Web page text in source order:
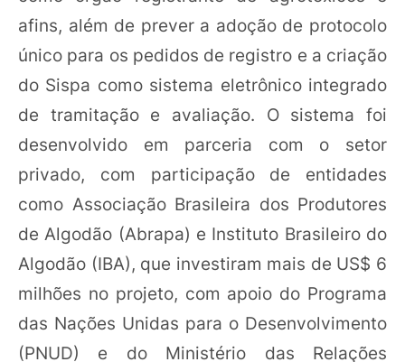
afins, além de prever a adoção de protocolo
único para os pedidos de registro e a criação
do Sispa como sistema eletrônico integrado
de tramitação e avaliação. O sistema foi
desenvolvido em parceria com o setor
privado, com participação de entidades
como Associação Brasileira dos Produtores
de Algodão (Abrapa) e Instituto Brasileiro do
Algodão (IBA), que investiram mais de US$ 6
milhões no projeto, com apoio do Programa
das Nações Unidas para o Desenvolvimento
(PNUD) e do Ministério das Relações